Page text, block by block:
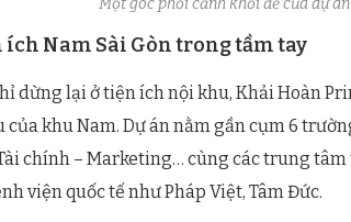
Một góc phối cảnh khối đế của dự
ích Nam Sài Gòn trong tầm tay
dừng lại ở tiện ích nội khu, Khải Hoàn
của khu Nam. Dự án nằm gần cụm 6
chính – Marketing… cùng các trung tâm
viện quốc tế như Pháp Việt, Tâm Đức.